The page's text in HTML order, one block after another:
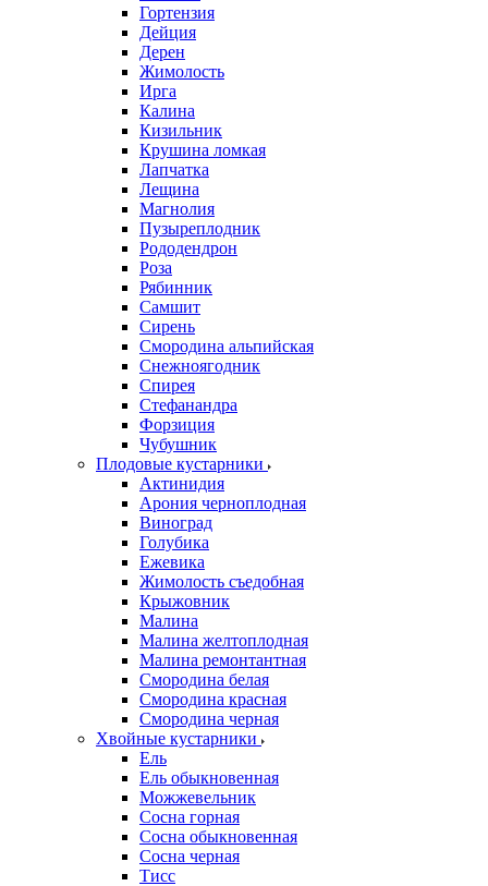
Гортензия
Дейция
Дерен
Жимолость
Ирга
Калина
Кизильник
Крушина ломкая
Лапчатка
Лещина
Магнолия
Пузыреплодник
Рододендрон
Роза
Рябинник
Самшит
Сирень
Смородина альпийская
Снежноягодник
Спирея
Стефанандра
Форзиция
Чубушник
Плодовые кустарники
Актинидия
Арония черноплодная
Виноград
Голубика
Ежевика
Жимолость съедобная
Крыжовник
Малина
Малина желтоплодная
Малина ремонтантная
Смородина белая
Смородина красная
Смородина черная
Хвойные кустарники
Ель
Ель обыкновенная
Можжевельник
Сосна горная
Сосна обыкновенная
Сосна черная
Тисс